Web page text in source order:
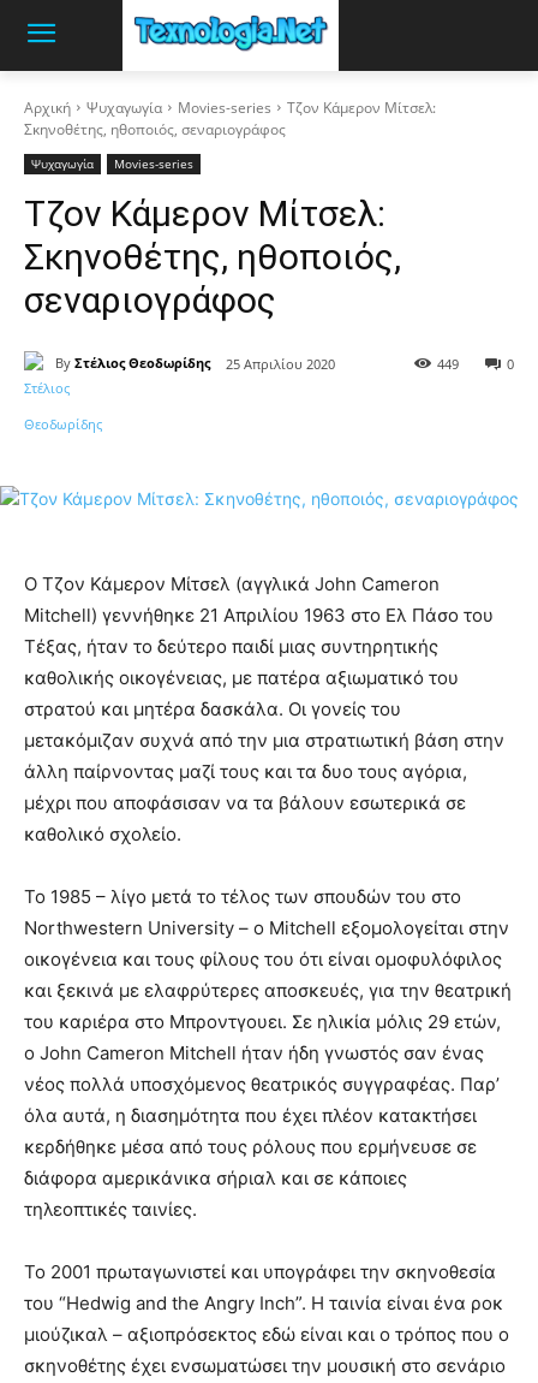
Αρχική Ψυχαγωγία Movies-series
Τζον Κάμερον Μίτσελ:
Σκηνοθέτης, ηθοποιός, σεναριογράφος
Ψυχαγωγία Movies-series
Τζον Κάμερον Μίτσελ:
Σκηνοθέτης, ηθοποιός,
σεναριογράφος
By Στέλιος Θεοδωρίδης 25 Απριλίου 2020 0
449
Ο Τζον Κάμερον Μίτσελ (αγγλικά John Cameron
Mitchell) γεννήθηκε 21 Απριλίου 1963 στο Ελ Πάσο του
Τέξας, ήταν το δεύτερο παιδί μιας συντηρητικής
καθολικής οικογένειας, με πατέρα αξιωματικό του
στρατού και μητέρα δασκάλα. Οι γονείς του
μετακόμιζαν συχνά από την μια στρατιωτική βάση στην
άλλη παίρνοντας μαζί τους και τα δυο τους αγόρια,
μέχρι που αποφάσισαν να τα βάλουν εσωτερικά σε
καθολικό σχολείο.
Το 1985 – λίγο μετά το τέλος των σπουδών του στο
Northwestern University – ο Mitchell εξομολογείται στην
οικογένεια και τους φίλους του ότι είναι ομοφυλόφιλος
και ξεκινά με ελαφρύτερες αποσκευές, για την θεατρική
του καριέρα στο Μπροντγουει. Σε ηλικία μόλις 29 ετών,
ο John Cameron Mitchell ήταν ήδη γνωστός σαν ένας
νέος πολλά υποσχόμενος θεατρικός συγγραφέας. Παρ’
όλα αυτά, η διασημότητα που έχει πλέον κατακτήσει
κερδήθηκε μέσα από τους ρόλους που ερμήνευσε σε
διάφορα αμερικάνικα σήριαλ και σε κάποιες
τηλεοπτικές ταινίες.
Το 2001 πρωταγωνιστεί και υπογράφει την σκηνοθεσία
του “Hedwig and the Angry Inch”. Η ταινία είναι ένα ροκ
μιούζικαλ – αξιοπρόσεκτος εδώ είναι και ο τρόπος που ο
σκηνοθέτης έχει ενσωματώσει την μουσική στο σενάριο